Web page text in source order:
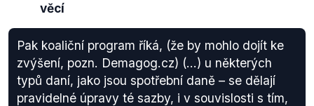
věcí
Pak koaliční program říká, (že by mohlo dojít ke
zvýšení, pozn. Demagog.cz) (...) u některých
typů daní, jako jsou spotřební daně – se dělají
pravidelné úpravy té sazby, i v souvislosti s tím,